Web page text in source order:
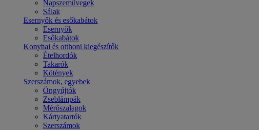
Napszemüvegek
Sálak
Esernyők és esőkabátok
Esernyők
Esőkabátok
Konyhai és otthoni kiegészítők
Ételhordók
Takarók
Kötények
Szerszámok, egyebek
Öngyújtók
Zseblámpák
Mérőszalagok
Kártyatartók
Szerszámok